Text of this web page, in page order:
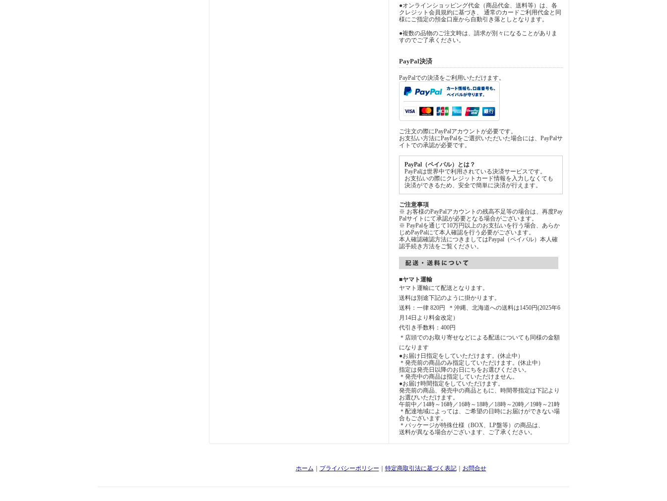
●オンラインショッピング代金（商品代金、送料等）は、各
クレジット会員規約に基づき、 通常のカードご利用代金と同
様にご指定の預金口座から自動引き落としとなります。
●複数の品物のご注文時は、請求が別々になることがありま
すのでご了承ください。
PayPal決済
PayPalでの決済をご利用いただけます。
ご注文の際にPayPalアカウントが必要です。
お支払い方法にPayPalをご選択いただいた場合には、PayPalサ
イトでの承認が必要です。
PayPal（ペイパル）とは？
PayPalは世界中で利用されている決済サービスです。
お支払いの際にクレジットカード情報を入力しなくても
決済ができるため、安全で簡単に決済が行えます。
ご注意事項
※ お客様のPayPalアカウントの残高不足等の場合は、再度Pay
Palサイトにて承認が必要となる場合がございます。
※ PayPalを通じて10万円以上のお支払いを行う場合、あらか
じめPayPalにて本人確認を行う必要がございます。
本人確認確認方法につきましてはPaypal（ペイパル）本人確
認手続き方法をご覧ください。
■ヤマト運輸
ヤマト運輸にて配送となります。
送料は別途下記のように掛かります。
送料：一律 820円 ＊沖縄、北海道への送料は1450円(2025年6
月14日より料金改定）
代引き手数料：400円
＊店頭でのお取り寄せなどによる配送についても同様の金額
になります
●お届け日指定をしていただけます。(休止中）
＊発売前の商品のみ指定していただけます。(休止中）
指定は発売日以降のお日にちをお選びください。
＊発売中の商品は指定していただけません。
●お届け時間指定をしていただけます。
発売前の商品、発売中の商品ともに、時間帯指定は下記より
お選びいただけます。
午前中／14時～16時／16時～18時／18時～20時／19時～21時
＊配達地域によっては、ご希望の日時にお届けができない場
合もございます。
＊パッケージが特殊仕様（BOX、LP盤等）の商品は、
送料が異なる場合がございます、ご了承ください。
ホーム プライバシーポリシー 特定商取引法に基づく表記｜ お問合せ